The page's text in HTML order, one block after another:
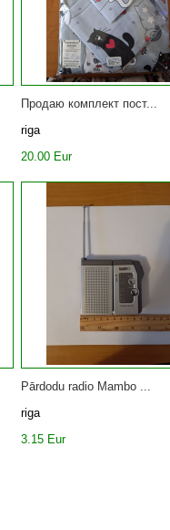
Продаю комплект пост...
riga
20.00 Eur
Pārdodu radio Mambo ...
riga
3.15 Eur